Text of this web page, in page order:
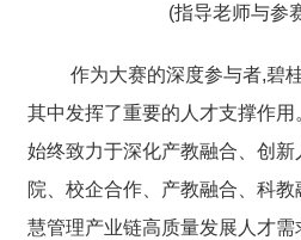
(指导老师与参
作为大赛的深度参与者,碧
其中发挥了重要的人才支撑作
始终致力于深化产教融合、创新
院、校企合作、产教融合、科教
慧管理产业链高质量发展人才